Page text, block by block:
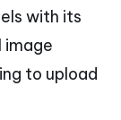
with its
to upload